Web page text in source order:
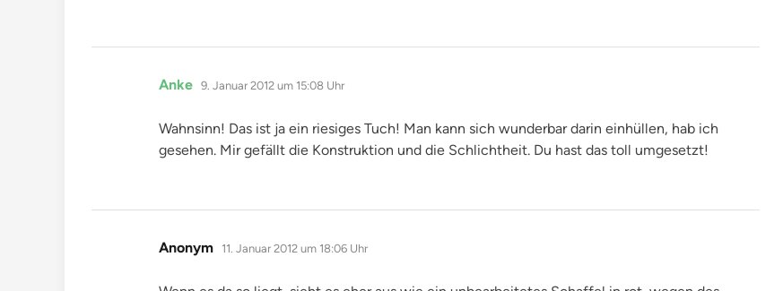
Anke sagt:
9. Januar 2012 um 15:08 Uhr
Wahnsinn! Das ist ja ein riesiges Tuch! Man kann sich wunderbar darin einhüllen, hab ich
gesehen. Mir gefällt die Konstruktion und die Schlichtheit. Du hast das toll umgesetzt!
Anonym sagt:
11. Januar 2012 um 18:06 Uhr